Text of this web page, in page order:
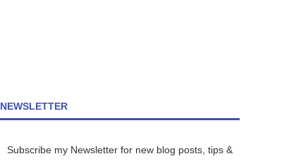
NEWSLETTER
Subscribe my Newsletter for new blog posts, tips &